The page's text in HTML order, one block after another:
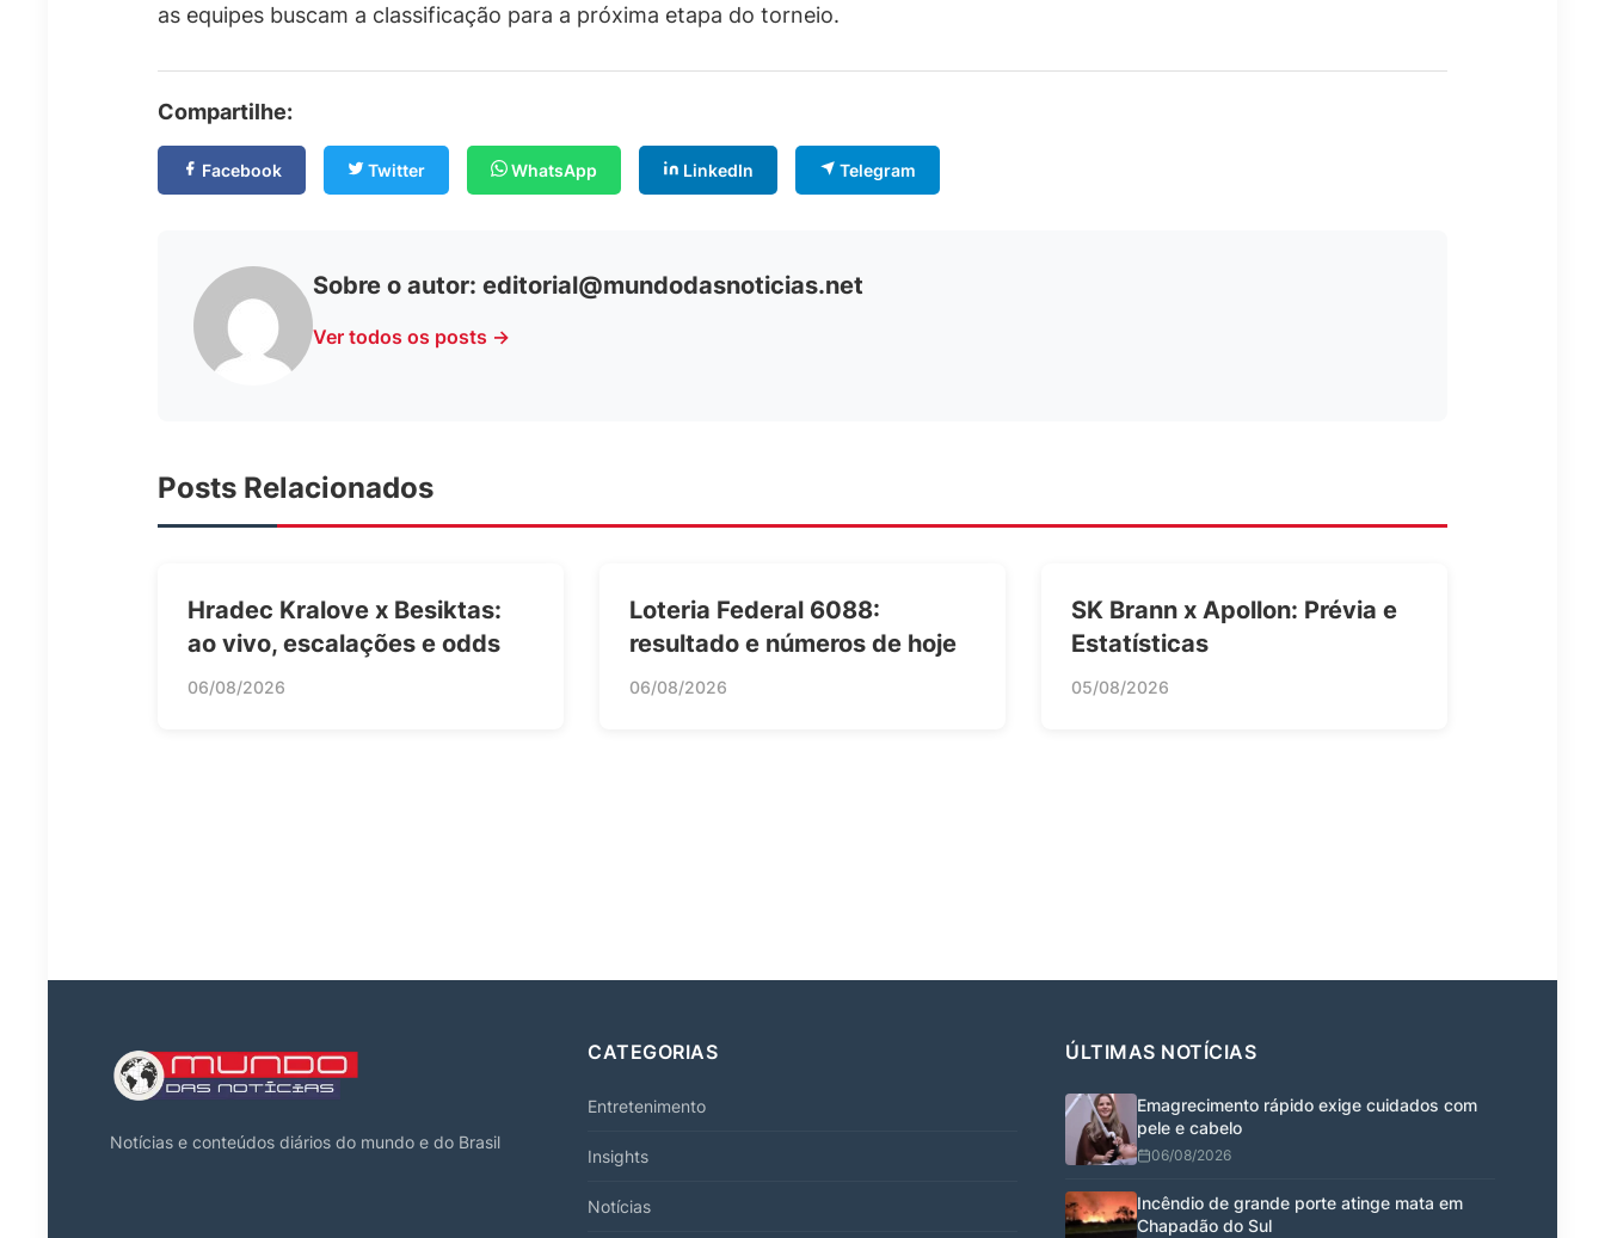
as equipes buscam a classificação para a próxima etapa do torneio.
Compartilhe:
Facebook Twitter WhatsApp LinkedIn Telegram
Sobre o autor: editorial@mundodasnoticias.net
Ver todos os posts →
Posts Relacionados
Hradec Kralove x Besiktas:
ao vivo, escalações e odds
06/08/2026
Loteria Federal 6088:
resultado e números de hoje
06/08/2026
SK Brann x Apollon: Prévia e
Estatísticas
05/08/2026
Notícias e conteúdos diários do mundo e do Brasil
CATEGORIAS
Entretenimento
Insights
Notícias
ÚLTIMAS NOTÍCIAS
Emagrecimento rápido exige cuidados com
pele e cabelo
06/08/2026
Incêndio de grande porte atinge mata em
Chapadão do Sul